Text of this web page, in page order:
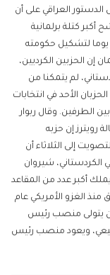
العراقي على أن
تنصيبه مرشح أكبر كتلة برلمانية
بتشكيل الحكومة. وأمام رئيس الحكومة المعين 30 يوما لتشكيل حكومته
إن الحزبين الكرديين،
لم يتمكنا من
الأحد في انتخابات
الطرفين. وقال ربوار
رويترز إن حزبه
إلى الثلاثاء أن
الكردستاني، شيروان
أكبر عدد من المقاعد
الغزو الأمريكي عام
يتولى منصب رئيس
ويعود منصب رئيس